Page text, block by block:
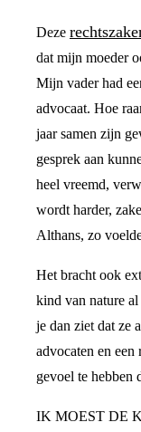
Deze
dat mijn moeder
Mijn vader had
advocaat. Hoe
jaar samen zijn
gesprek aan
heel vreemd,
wordt harder,
Althans, zo
Het bracht ook
kind van nature
je dan ziet dat ze
advocaten en
gevoel te hebben
IK MOEST DE